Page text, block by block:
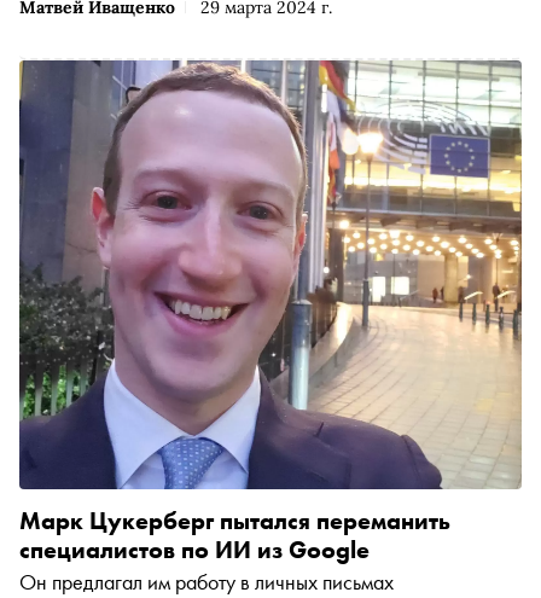
Матвей Иващенко 29 марта 2024 г.
Марк Цукерберг пытался переманить
специалистов по ИИ из Google
Он предлагал им работу в личных письмах